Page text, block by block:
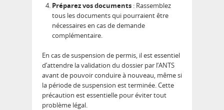
Préparez vos documents : Rassemblez
tous les documents qui pourraient être
nécessaires en cas de demande
complémentaire.
En cas de suspension de permis, il est essentiel
d’attendre la validation du dossier par l’ANTS
avant de pouvoir conduire à nouveau, même si
la période de suspension est terminée. Cette
précaution est essentielle pour éviter tout
problème légal.